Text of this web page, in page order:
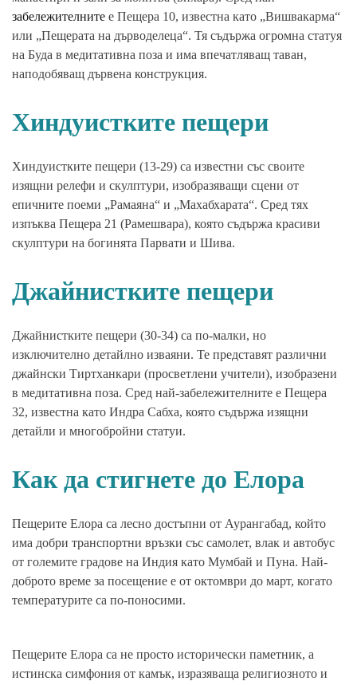
забележителните е Пещера 10, известна като „Вишвакарма“
или „Пещерата на дърводелеца“. Тя съдържа огромна статуя
на Буда в медитативна поза и има впечатляващ таван,
наподобяващ дървена конструкция.
Хиндуистките пещери
Хиндуистките пещери (13-29) са известни със своите
изящни релефи и скулптури, изобразяващи сцени от
епичните поеми „Рамаяна“ и „Махабхарата“. Сред тях
изпъква Пещера 21 (Рамешвара), която съдържа красиви
скулптури на богинята Парвати и Шива.
Джайнистките пещери
Джайнистките пещери (30-34) са по-малки, но
изключително детайлно изваяни. Те представят различни
джайнски Тиртханкари (просветлени учители), изобразени
в медитативна поза. Сред най-забележителните е Пещера
32, известна като Индра Сабха, която съдържа изящни
детайли и многобройни статуи.
Как да стигнете до Елора
Пещерите Елора са лесно достъпни от Аурангабад, който
има добри транспортни връзки със самолет, влак и автобус
от големите градове на Индия като Мумбай и Пуна. Най-
доброто време за посещение е от октомври до март, когато
температурите са по-поносими.
Пещерите Елора са не просто исторически паметник, а
истинска симфония от камък, изразяваща религиозното и